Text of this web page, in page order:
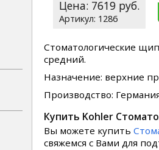
Цена: 7619 руб.
1286
Стоматологические
средний.
Назначение: верхние
Производство:
Купить Kohler
Вы можете купить
свяжемся с Вами для